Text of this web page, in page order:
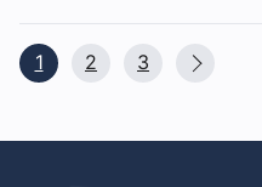
1 2 3